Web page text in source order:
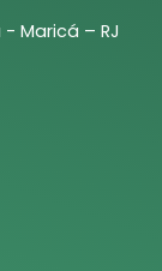
Maricá – RJ